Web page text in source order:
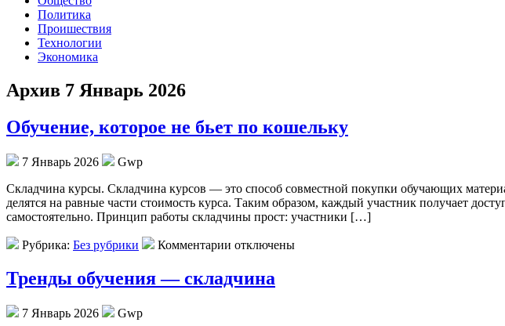
Политика
Проишествия
Технологии
Экономика
Архив 7 Январь 2026
Обучение, которое не бьет по кошельку
7 Январь 2026
Gwp
Склaдчинa курсы. Склaдчинa курсов — это способ совместной покупки обучающих
делятся на равные части стоимость курса. Таким образом, каждый участник получает
самостоятельно. Принцип работы складчины прост: участники […]
Рубрика: Без рубрики Комментарии отключены
Тренды обучения — складчина
7 Январь 2026
Gwp